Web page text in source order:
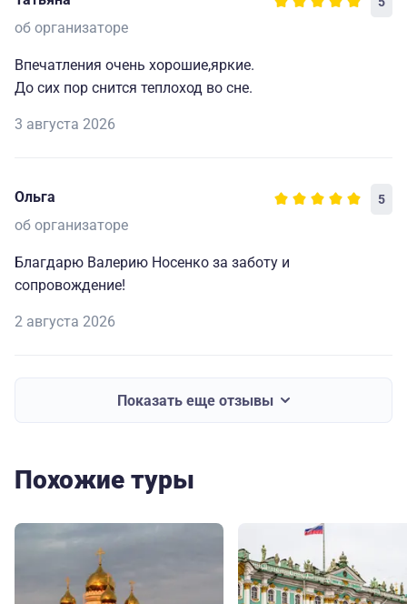
об организаторе
Впечатления очень хорошие,яркие.
До сих пор снится теплоход во сне.
3 августа 2026
Ольга 5
об организаторе
Благдарю Валерию Носенко за заботу и
сопровождение!
2 августа 2026
Показать еще отзывы
Похожие туры